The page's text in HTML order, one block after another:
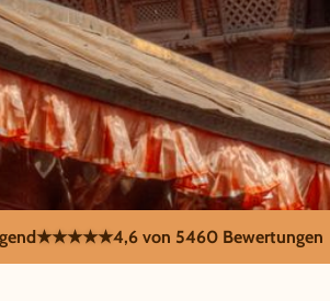
★★★★★4,6 von 5460 Bewertungen